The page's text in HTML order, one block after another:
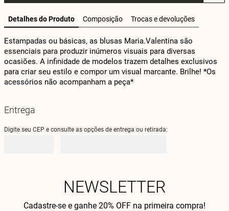
Detalhes do Produto Composição Trocas e devoluções
Estampadas ou básicas, as blusas Maria.Valentina são
essenciais para produzir inúmeros visuais para diversas
ocasiões. A infinidade de modelos trazem detalhes exclusivos
para criar seu estilo e compor um visual marcante. Brilhe! *Os
acessórios não acompanham a peça*
Entrega
Digite seu CEP e consulte as opções de entrega ou retirada:
NEWSLETTER
Cadastre-se e ganhe 20% OFF na primeira compra!